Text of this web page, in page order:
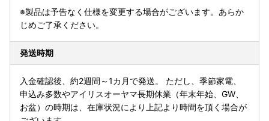
※製品は予告なく仕様を変更する場合がございます。あらか
じめご了承ください。
発送時期
入金確認後、約2週間～1カ月で発送。 ただし、季節家電、
申込み多数やアイリスオーヤマ長期休業（年末年始、GW、
お盆）の時期は、在庫状況により上記より時間を頂く場合が